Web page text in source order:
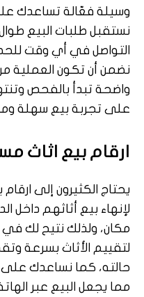
وسيلة فعّالة تساعدك على
نستقبل طلبات البيع
التواصل في أي وقت
نضمن أن تكون العملية
واضحة تبدأ بالفحص
على تجربة بيع سهلة
ارقام بيع اثاث
يحتاج الكثيرون إلى
لإنهاء بيع أثاثهم داخل
مكان، ولذلك نتيح لك في
لتقييم الأثاث بسرعة
حالته، كما نساعدك على
مما يجعل البيع عبر